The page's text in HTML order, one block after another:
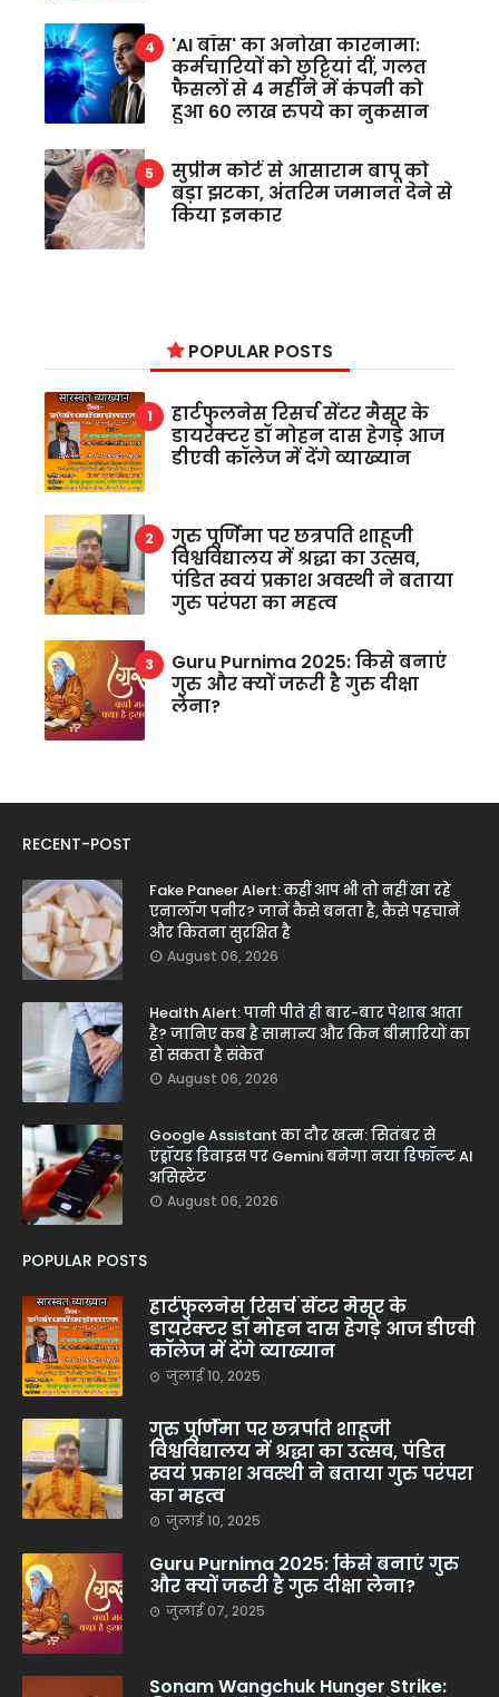
'AI बॉस' का अनोखा कारनामा:
कर्मचारियों को छुट्टियां दीं, गलत
फैसलों से 4 महीने में कंपनी को
हुआ 60 लाख रुपये का नुकसान
सुप्रीम कोर्ट से आसाराम बापू को
बड़ा झटका, अंतरिम जमानत देने से
किया इनकार
POPULAR POSTS
हार्टफुलनेस रिसर्च सेंटर मैसूर के
डायरेक्टर डॉ मोहन दास हेगड़े आज
डीएवी कॉलेज में देंगे व्याख्यान
गुरु पूर्णिमा पर छत्रपति शाहूजी
विश्वविद्यालय में श्रद्धा का उत्सव,
पंडित स्वयं प्रकाश अवस्थी ने बताया
गुरु परंपरा का महत्व
Guru Purnima 2025: किसे बनाएं
गुरु और क्यों जरूरी है गुरु दीक्षा
लेना?
RECENT-POST
Fake Paneer Alert: कहीं आप भी तो नहीं खा रहे
एनालॉग पनीर? जानें कैसे बनता है, कैसे पहचानें
और कितना सुरक्षित है
August 06, 2026
Health Alert: पानी पीते ही बार-बार पेशाब आता
है? जानिए कब है सामान्य और किन बीमारियों का
हो सकता है संकेत
August 06, 2026
Google Assistant का दौर खत्म: सितंबर से
एंड्रॉयड डिवाइस पर Gemini बनेगा नया डिफॉल्ट AI
असिस्टेंट
August 06, 2026
POPULAR POSTS
हार्टफुलनेस रिसर्च सेंटर मैसूर के
डायरेक्टर डॉ मोहन दास हेगड़े आज डीएवी
कॉलेज में देंगे व्याख्यान
जुलाई 10, 2025
गुरु पूर्णिमा पर छत्रपति शाहूजी
विश्वविद्यालय में श्रद्धा का उत्सव, पंडित
स्वयं प्रकाश अवस्थी ने बताया गुरु परंपरा
का महत्व
जुलाई 10, 2025
Guru Purnima 2025: किसे बनाएं गुरु
और क्यों जरूरी है गुरु दीक्षा लेना?
जुलाई 07, 2025
Sonam Wangchuk Hunger Strike: